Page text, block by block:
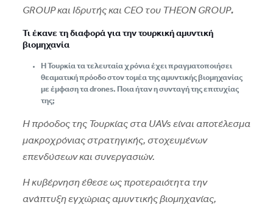
GROUP και Ιδρυτής και CEO του THEON GROUP.
Τι έκανε τη διαφορά για την τουρκική αμυντική
βιομηχανία
Η Τουρκία τα τελευταία χρόνια έχει πραγματοποιήσει
θεαματική πρόοδο στον τομέα της αμυντικής βιομηχανίας
με έμφαση τα drones. Ποια ήταν η συνταγή της επιτυχίας
της;
Η πρόοδος της Τουρκίας στα UAVs είναι αποτέλεσμα
μακροχρόνιας στρατηγικής, στοχευμένων
επενδύσεων και συνεργασιών.
Η κυβέρνηση έθεσε ως προτεραιότητα την
ανάπτυξη εγχώριας αμυντικής βιομηχανίας,